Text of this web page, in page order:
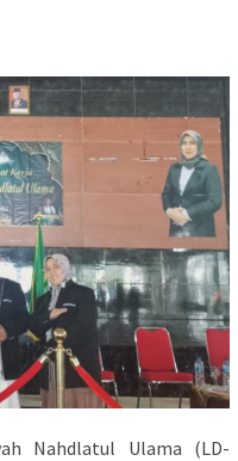
Nahdlatul Ulama (LD-